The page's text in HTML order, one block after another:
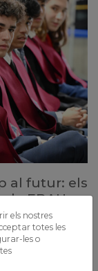
al futur: els
la EBAU
celebrem amb
col·legis de
els nostres
totes les
les o